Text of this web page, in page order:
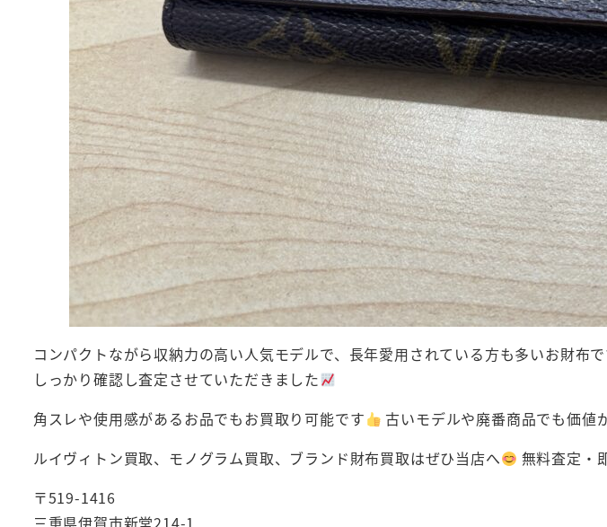
コンパクトながら収納力の高い人気モデルで、長年愛用されている方も多いお財布
しっかり確認し査定させていただきました
角スレや使用感があるお品でもお買取り可能です
古いモデルや廃番商品でも価値
ルイヴィトン買取、モノグラム買取、ブランド財布買取はぜひ当店へ
無料査定・
〒519-1416